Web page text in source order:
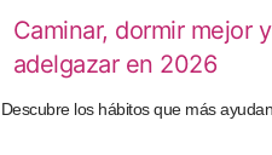
Caminar, dormir mejor
adelgazar en 2026
Descubre los hábitos que más